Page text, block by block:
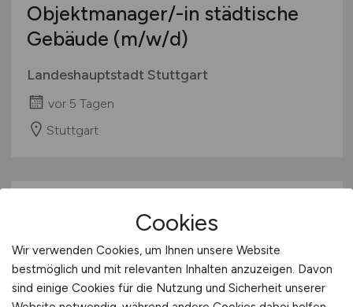
Objektmanager/-in städtische
Gebäude (m/w/d)
Landeshauptstadt Stuttgart
vor 5 Tagen
Stuttgart
Cookies
Wir verwenden Cookies, um Ihnen unsere Website
bestmöglich und mit relevanten Inhalten anzuzeigen. Davon
sind einige Cookies für die Nutzung und Sicherheit unserer